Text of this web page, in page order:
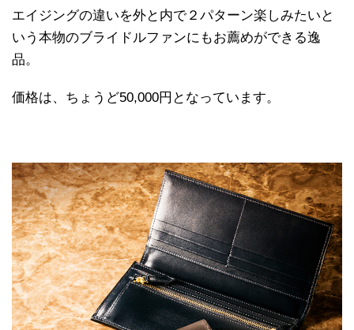
エイジングの違いを外と内で２パターン楽しみたいと
いう本物のブライドルファンにもお薦めができる逸
品。
価格は、ちょうど50,000円となっています。